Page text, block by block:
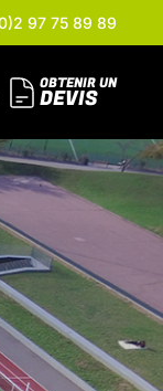
97 75 89 89
OBTENIR UN
DEVIS